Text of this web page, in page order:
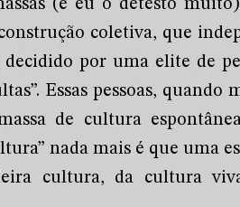
(e eu o detesto
coletiva, que
por uma elite de
Essas pessoas, quando
de cultura
nada mais é que uma
cultura, da cultura